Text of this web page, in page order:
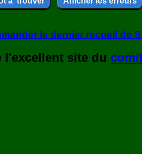
le dernier recueil de
l'excellent site du